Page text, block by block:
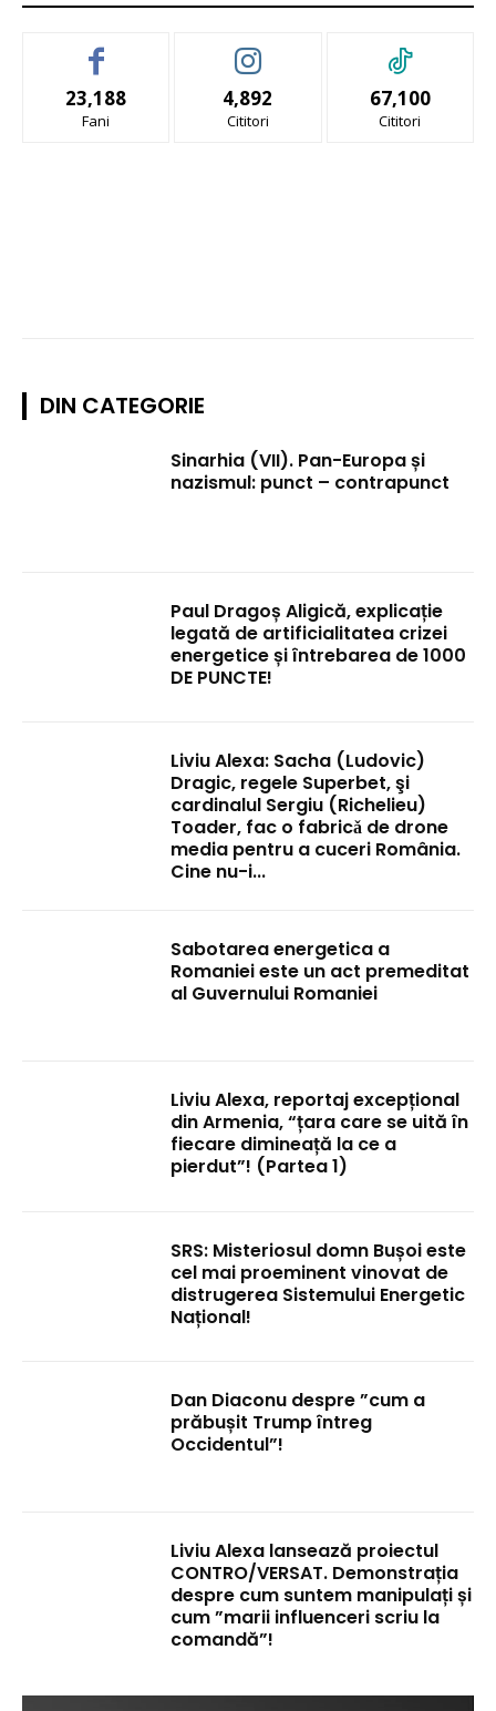
23,188
Fani
4,892
Cititori
67,100
Cititori
DIN CATEGORIE
Sinarhia (VII). Pan-Europa și
nazismul: punct – contrapunct
Paul Dragoș Aligică, explicație
legată de artificialitatea crizei
energetice și întrebarea de 1000
DE PUNCTE!
Liviu Alexa: Sacha (Ludovic)
Dragic, regele Superbet, şi
cardinalul Sergiu (Richelieu)
Toader, fac o fabricǎ de drone
media pentru a cuceri România.
Cine nu-i...
Sabotarea energetica a
Romaniei este un act premeditat
al Guvernului Romaniei
Liviu Alexa, reportaj excepțional
din Armenia, “țara care se uită în
fiecare dimineață la ce a
pierdut”! (Partea 1)
SRS: Misteriosul domn Bușoi este
cel mai proeminent vinovat de
distrugerea Sistemului Energetic
Național!
Dan Diaconu despre ”cum a
prăbușit Trump întreg
Occidentul”!
Liviu Alexa lansează proiectul
CONTRO/VERSAT. Demonstrația
despre cum suntem manipulați și
cum ”marii influenceri scriu la
comandă”!